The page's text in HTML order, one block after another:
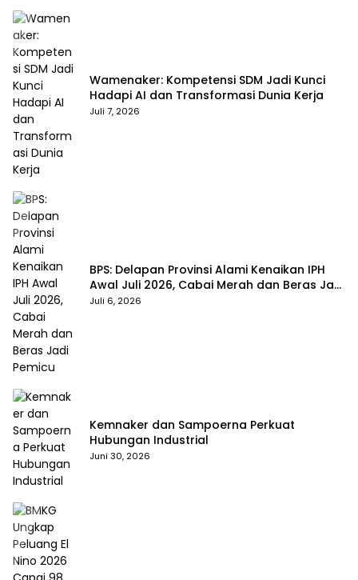
Wamenaker: Kompetensi SDM Jadi Kunci
Hadapi AI dan Transformasi Dunia Kerja
Juli 7, 2026
BPS: Delapan Provinsi Alami Kenaikan IPH
Awal Juli 2026, Cabai Merah dan Beras Jadi
Pemicu
Juli 6, 2026
Kemnaker dan Sampoerna Perkuat
Hubungan Industrial
Juni 30, 2026